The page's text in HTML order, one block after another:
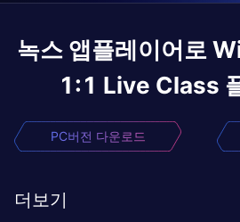
녹스 앱플레이어로
1:1 Live Class
PC버전 다운로드
더보기